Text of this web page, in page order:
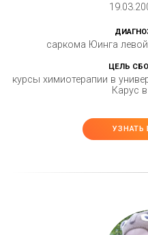
саркома Юинга
ЦЕЛЬ
курсы химиотерапии в
Карус
УЗНАТЬ